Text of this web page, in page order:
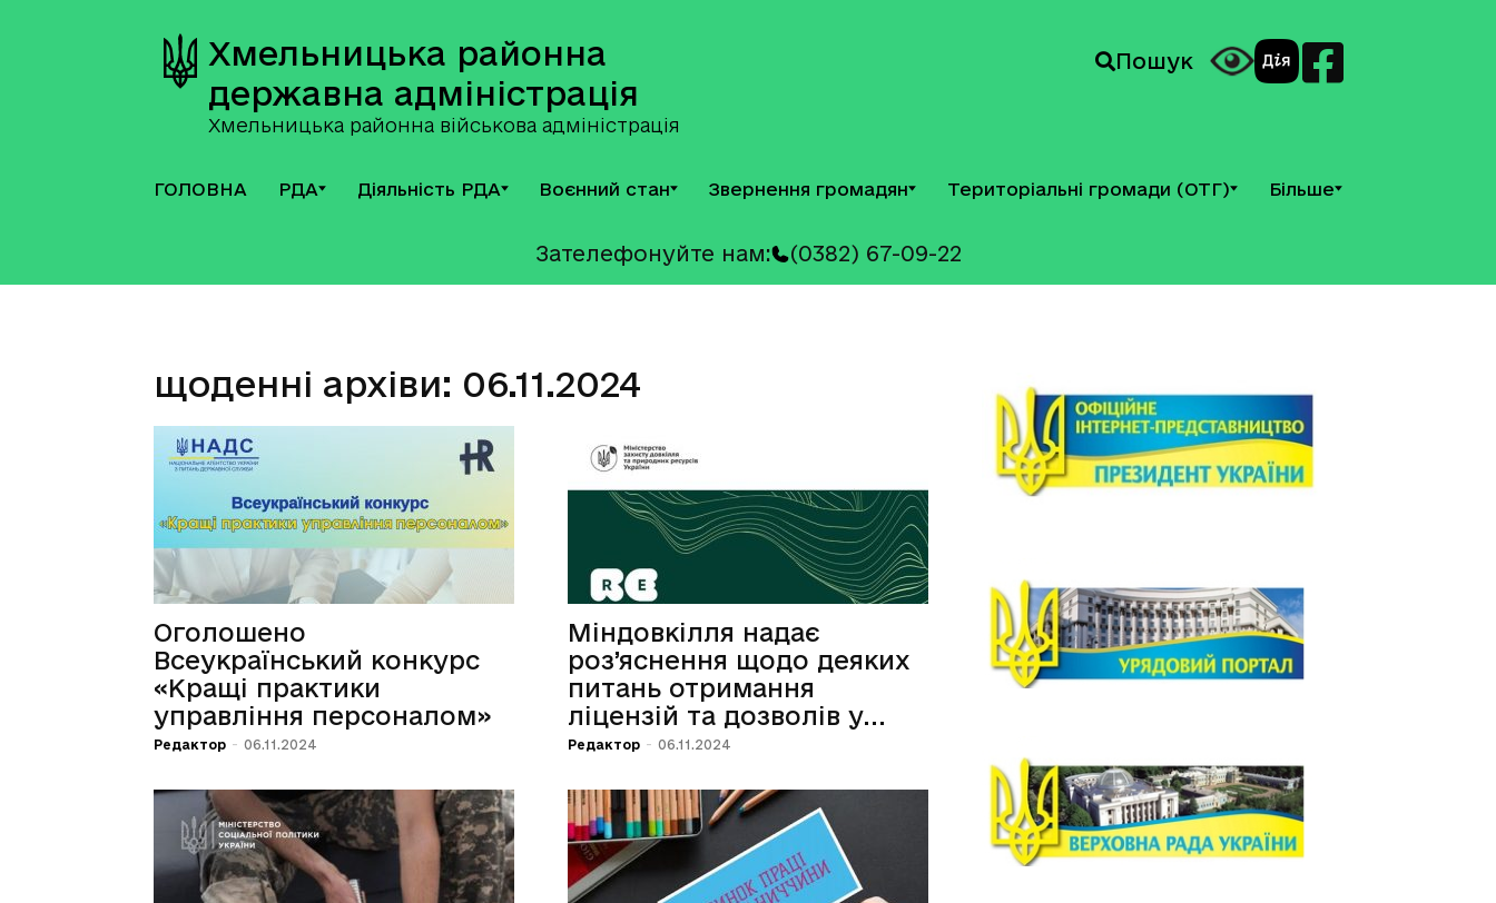
Хмельницька районна
державна адміністрація
Хмельницька районна військова адміністрація
Пошук
ГОЛОВНА РДА Діяльність РДА Воєнний стан Звернення громадян Територіальні громади (ОТГ) Більше
Зателефонуйте нам: (0382) 67-09-22
щоденні архіви: 06.11.2024
Оголошено
Всеукраїнський конкурс
«Кращі практики
управління персоналом»
Редактор - 06.11.2024
Міндовкілля надає
роз’яснення щодо деяких
питань отримання
ліцензій та дозволів у...
Редактор - 06.11.2024